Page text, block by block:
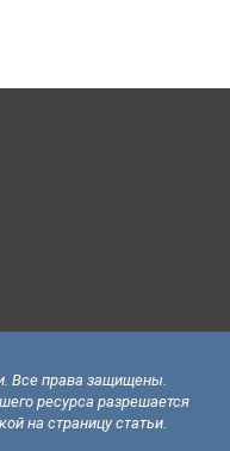
Все права защищены.
ресурса разрешается
на страницу статьи.